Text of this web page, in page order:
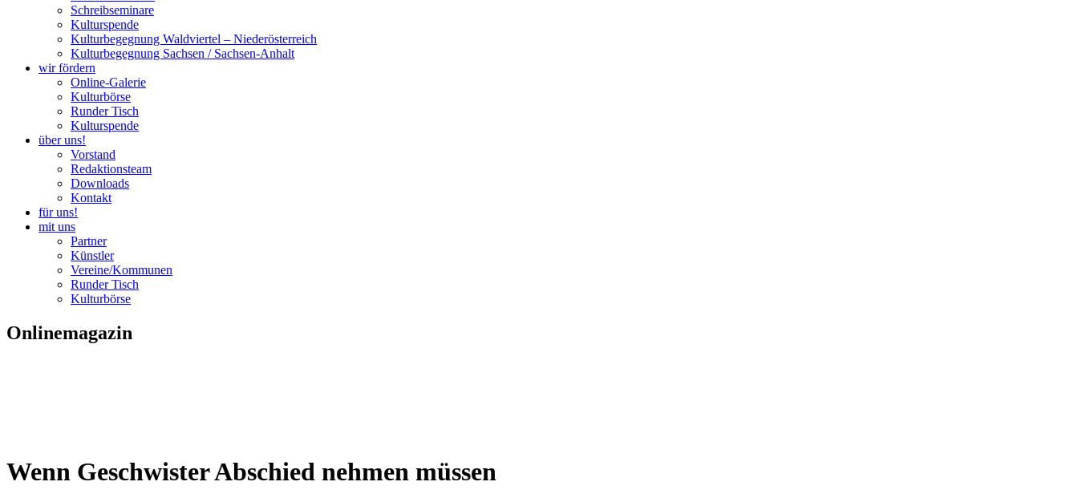
Schreibseminare
Kulturspende
Kulturbegegnung Waldviertel – Niederösterreich
Kulturbegegnung Sachsen / Sachsen-Anhalt
wir fördern
Online-Galerie
Kulturbörse
Runder Tisch
Kulturspende
über uns!
Vorstand
Redaktionsteam
Downloads
Kontakt
für uns!
mit uns
Partner
Künstler
Vereine/Kommunen
Runder Tisch
Kulturbörse
Onlinemagazin
Wenn Geschwister Abschied nehmen müssen